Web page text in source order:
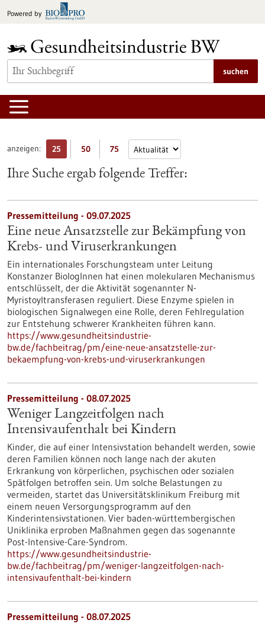
Inhalt
Powered by
suchen
anzeigen: 25 50 75
Ihre Suche ergab folgende Treffer:
Pressemitteilung - 09.07.2025
Eine neue Ansatzstelle zur Bekämpfung von
Krebs- und Viruserkrankungen
Ein internationales Forschungsteam unter Leitung
Konstanzer BiologInnen hat einen molekularen Mechanismus
entschlüsselt, der die Aktivität sogenannter N-
Myristoyltransferasen reguliert. Diese Enzyme spielen in
biologischen Signalwegen eine Rolle, deren Fehlregulation
zur Entstehung schwerer Krankheiten führen kann.
https://www.gesundheitsindustrie-
bw.de/fachbeitrag/pm/eine-neue-ansatzstelle-zur-
bekaempfung-von-krebs-und-viruserkrankungen
Pressemitteilung - 08.07.2025
Weniger Langzeitfolgen nach
Intensivaufenthalt bei Kindern
Kinder, die auf einer Intensivstation behandelt werden, sowie
deren Familien können noch lange nach der akuten
Erkrankung von körperlichen, psychischen oder sozialen
Spätfolgen betroffen sein. Um solche Belastungen zu
vermeiden, startet das Universitätsklinikum Freiburg mit
einem neuen Versorgungsprogramm auf den
Kinderintensivstationen. Vier baden-württembergischen
Uniklinika erproben Maßnahmen gegen das sogenannte
Post-Intensive-Care-Syndrom.
https://www.gesundheitsindustrie-
bw.de/fachbeitrag/pm/weniger-langzeitfolgen-nach-
intensivaufenthalt-bei-kindern
Pressemitteilung - 08.07.2025